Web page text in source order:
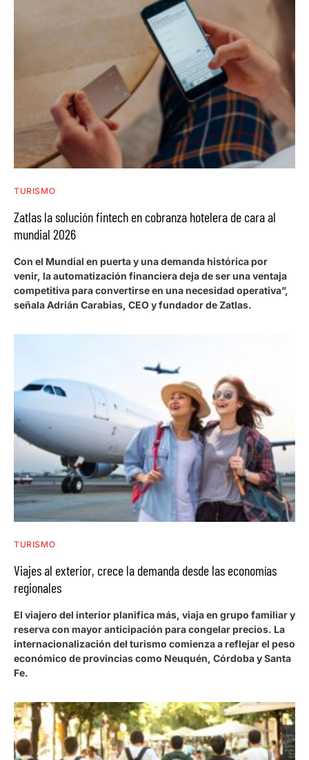
TURISMO
Zatlas la solución fintech en cobranza hotelera de cara al
mundial 2026
Con el Mundial en puerta y una demanda histórica por
venir, la automatización financiera deja de ser una ventaja
competitiva para convertirse en una necesidad operativa”,
señala Adrián Carabias, CEO y fundador de Zatlas.
TURISMO
Viajes al exterior, crece la demanda desde las economías
regionales
El viajero del interior planifica más, viaja en grupo familiar y
reserva con mayor anticipación para congelar precios. La
internacionalización del turismo comienza a reflejar el peso
económico de provincias como Neuquén, Córdoba y Santa
Fe.